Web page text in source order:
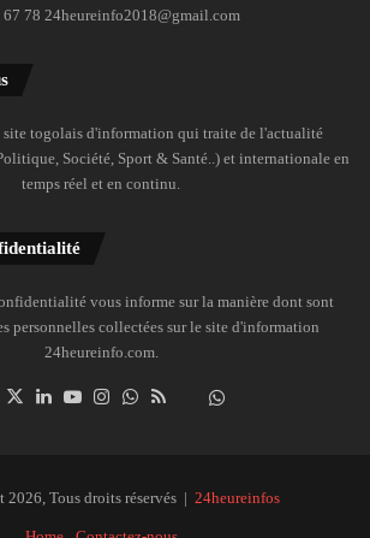
67 78 24heureinfo2018@gmail.com
site togolais d'information qui traite de l'actualité
Société, Sport & Santé..) et internationale en
temps réel et en continu.
vous informe sur la manière dont sont
personnelles collectées sur le site d'information
24heureinfo.com.
Facebook
X LinkedinYouTubeInstagramWhatsAppDailymotion
Tous droits réservés | 24heureinfos